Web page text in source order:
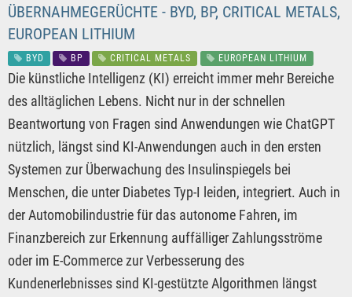
ÜBERNAHMEGERÜCHTE - BYD, BP, CRITICAL METALS,
EUROPEAN LITHIUM
BYD BP CRITICAL METALS EUROPEAN LITHIUM
Die künstliche Intelligenz (KI) erreicht immer mehr Bereiche
des alltäglichen Lebens. Nicht nur in der schnellen
Beantwortung von Fragen sind Anwendungen wie ChatGPT
nützlich, längst sind KI-Anwendungen auch in den ersten
Systemen zur Überwachung des Insulinspiegels bei
Menschen, die unter Diabetes Typ-I leiden, integriert. Auch in
der Automobilindustrie für das autonome Fahren, im
Finanzbereich zur Erkennung auffälliger Zahlungsströme
oder im E-Commerce zur Verbesserung des
Kundenerlebnisses sind KI-gestützte Algorithmen längst